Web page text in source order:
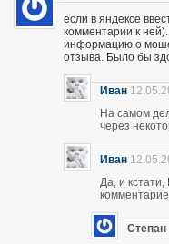
если в яндексе
комментарии к
информацию о
отзыва. Было бы
Иван
На самом
через
Иван
Да, и
Степан